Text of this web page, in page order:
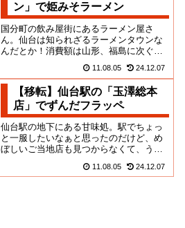
ン」で姫みそラーメン
国分町の飲み屋街にあるラーメン屋さ
ん。仙台は知られざるラーメンタウンな
んだとか！消費額は山形、福島に次ぐ第
メン店を知らないのだが県民に聞...
11.08.05 24.12.07
【移転】仙台駅の「玉澤総本
店」でずんだフラッペ
仙台駅の地下にある甘味処。駅でちょっ
と一服したいなぁと思ったのだけど、め
ぼしいご当地店も見つからなくて、うろ
ンターの後ろにここの喫茶スペ...
11.08.05 24.12.07